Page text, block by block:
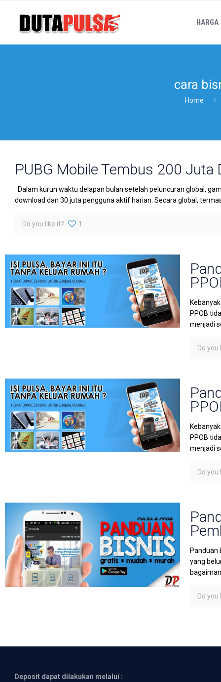
HARGA
cara
Home
PUBG Mobile Tembus 200 Juta
Dalam kurun waktu delapan bulan setelah peluncuran global,
download dan 30 juta pengguna aktif harian. Secara global,
Do you like it? 1
PPOB
menjadi
Do you
PPOB
menjadi
Do you
Panduan
yang
Do you
Deposit dapat dilakukan melalui :